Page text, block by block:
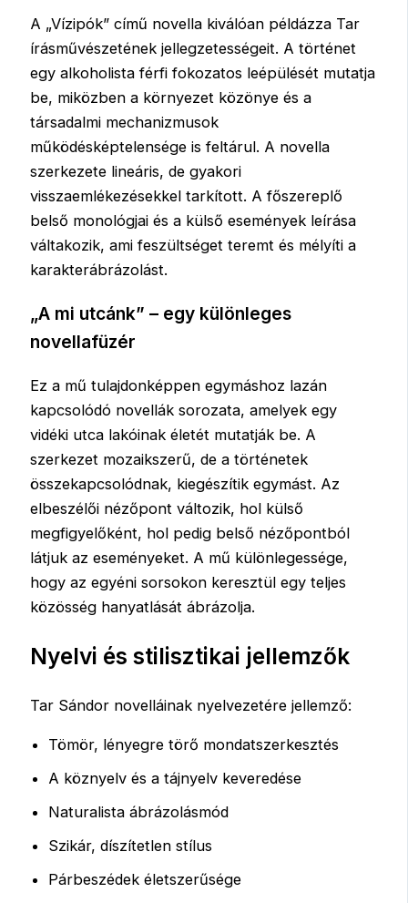
A „Vízipók” című novella kiválóan példázza Tar
írásművészetének jellegzetességeit. A történet
egy alkoholista férfi fokozatos leépülését mutatja
be, miközben a környezet közönye és a
társadalmi mechanizmusok
működésképtelensége is feltárul. A novella
szerkezete lineáris, de gyakori
visszaemlékezésekkel tarkított. A főszereplő
belső monológjai és a külső események leírása
váltakozik, ami feszültséget teremt és mélyíti a
karakterábrázolást.
„A mi utcánk” – egy különleges
novellafüzér
Ez a mű tulajdonképpen egymáshoz lazán
kapcsolódó novellák sorozata, amelyek egy
vidéki utca lakóinak életét mutatják be. A
szerkezet mozaikszerű, de a történetek
összekapcsolódnak, kiegészítik egymást. Az
elbeszélői nézőpont változik, hol külső
megfigyelőként, hol pedig belső nézőpontból
látjuk az eseményeket. A mű különlegessége,
hogy az egyéni sorsokon keresztül egy teljes
közösség hanyatlását ábrázolja.
Nyelvi és stilisztikai jellemzők
Tar Sándor novelláinak nyelvezetére jellemző:
Tömör, lényegre törő mondatszerkesztés
A köznyelv és a tájnyelv keveredése
Naturalista ábrázolásmód
Szikár, díszítetlen stílus
Párbeszédek életszerűsége